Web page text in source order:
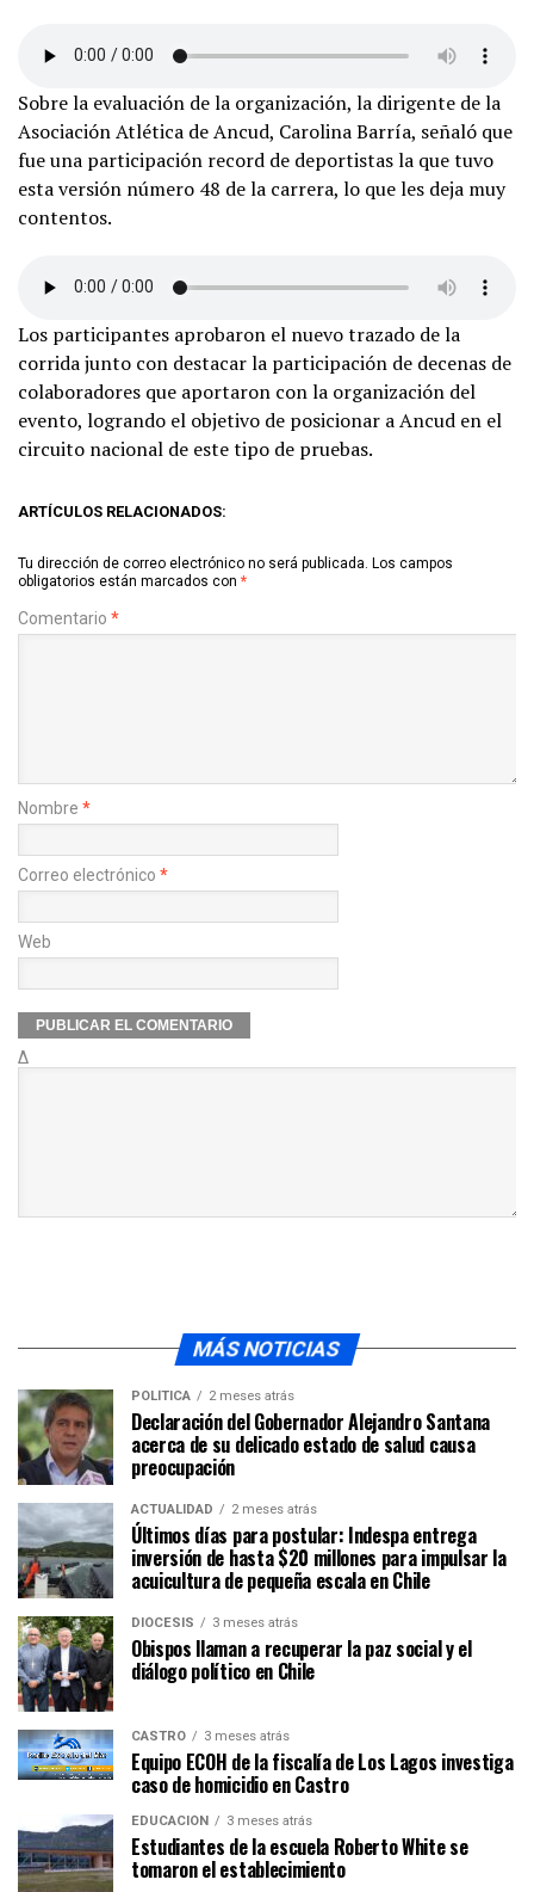
Sobre la evaluación de la organización, la dirigente de la
Asociación Atlética de Ancud, Carolina Barría, señaló que
fue una participación record de deportistas la que tuvo
esta versión número 48 de la carrera, lo que les deja muy
contentos.
Los participantes aprobaron el nuevo trazado de la
corrida junto con destacar la participación de decenas de
colaboradores que aportaron con la organización del
evento, logrando el objetivo de posicionar a Ancud en el
circuito nacional de este tipo de pruebas.
ARTÍCULOS RELACIONADOS:
Tu dirección de correo electrónico no será publicada. Los campos
obligatorios están marcados con *
Comentario *
Nombre *
Correo electrónico *
Web
Δ
MÁS NOTICIAS
POLÍTICA 2 meses atrás
Declaración del Gobernador Alejandro Santana
acerca de su delicado estado de salud causa
preocupación
ACTUALIDAD 2 meses atrás
Últimos días para postular: Indespa entrega
inversión de hasta $20 millones para impulsar la
acuicultura de pequeña escala en Chile
DIÓCESIS 3 meses atrás
Obispos llaman a recuperar la paz social y el
diálogo político en Chile
CASTRO 3 meses atrás
Equipo ECOH de la fiscalía de Los Lagos investiga
caso de homicidio en Castro
EDUCACIÓN 3 meses atrás
Estudiantes de la escuela Roberto White se
tomaron el establecimiento